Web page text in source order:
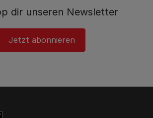
dir unseren Newsletter
Jetzt abonnieren